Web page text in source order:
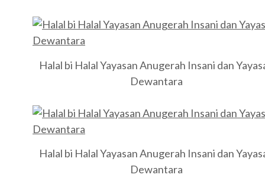
Halal bi Halal Yayasan Anugerah Insani dan
Dewantara
Halal bi Halal Yayasan Anugerah Insani dan
Dewantara